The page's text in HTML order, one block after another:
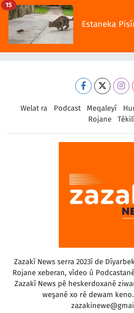
Estaneka
15
Welat ra Podcast Meqaleyî
Rojane
Zazakî News serra 2023î de
Rojane xeberan, vîdeo û
Zazakî News pê heskerdoxanê
weşanê xo rê dewam